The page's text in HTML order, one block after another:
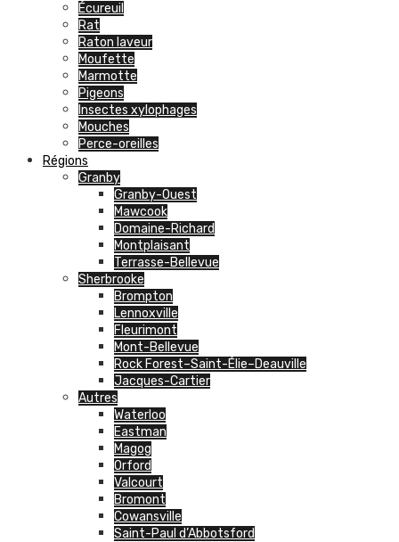
Écureuil
Rat
Raton laveur
Moufette
Marmotte
Pigeons
Insectes xylophages
Mouches
Perce-oreilles
Régions
Granby
Granby-Ouest
Mawcook
Domaine-Richard
Montplaisant
Terrasse-Bellevue
Sherbrooke
Brompton
Lennoxville
Fleurimont
Mont-Bellevue
Rock Forest–Saint-Élie–Deauville
Jacques-Cartier
Autres
Waterloo
Eastman
Magog
Orford
Valcourt
Bromont
Cowansville
Saint-Paul d’Abbotsford